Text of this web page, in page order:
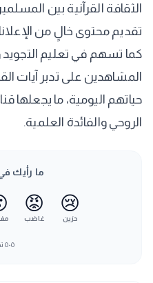
الثقافة القرآنية بين
تقديم محتوى خالٍ من
كما تسهم في تعليم التجويد
المشاهدين على تدبر آيات
حياتهم اليومية، ما يجعلها
الروحي والفائدة العلمية.
ما رأيك
😢
حزين
😡
غاضب
٥٠٥